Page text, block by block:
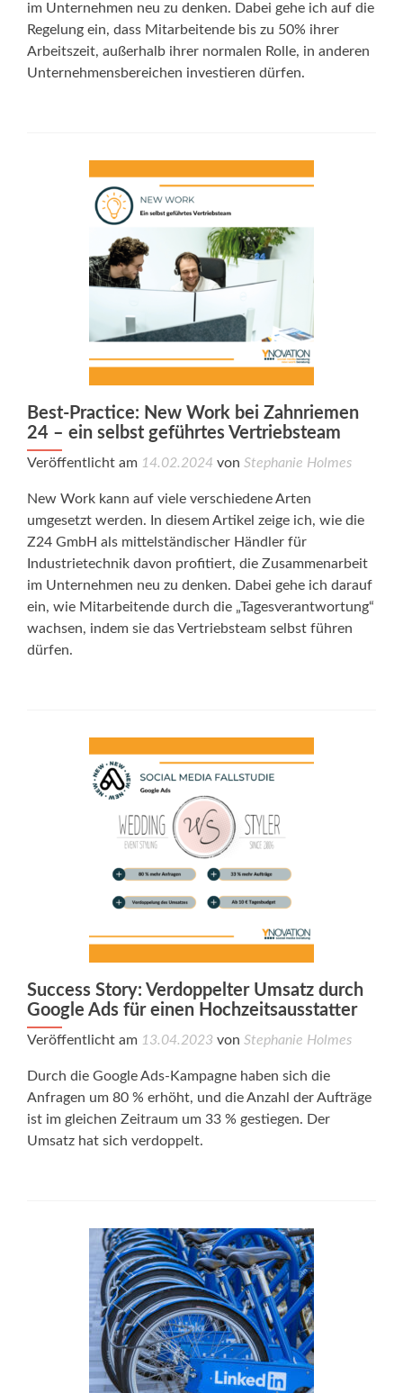
im Unternehmen neu zu denken. Dabei gehe ich auf die
Regelung ein, dass Mitarbeitende bis zu 50% ihrer
Arbeitszeit, außerhalb ihrer normalen Rolle, in anderen
Unternehmensbereichen investieren dürfen.
Best-Practice: New Work bei Zahnriemen
24 – ein selbst geführtes Vertriebsteam
Veröffentlicht am 14.02.2024 von Stephanie Holmes
New Work kann auf viele verschiedene Arten
umgesetzt werden. In diesem Artikel zeige ich, wie die
Z24 GmbH als mittelständischer Händler für
Industrietechnik davon profitiert, die Zusammenarbeit
im Unternehmen neu zu denken. Dabei gehe ich darauf
ein, wie Mitarbeitende durch die „Tagesverantwortung“
wachsen, indem sie das Vertriebsteam selbst führen
dürfen.
Success Story: Verdoppelter Umsatz durch
Google Ads für einen Hochzeitsausstatter
Veröffentlicht am 13.04.2023 von Stephanie Holmes
Durch die Google Ads-Kampagne haben sich die
Anfragen um 80 % erhöht, und die Anzahl der Aufträge
ist im gleichen Zeitraum um 33 % gestiegen. Der
Umsatz hat sich verdoppelt.